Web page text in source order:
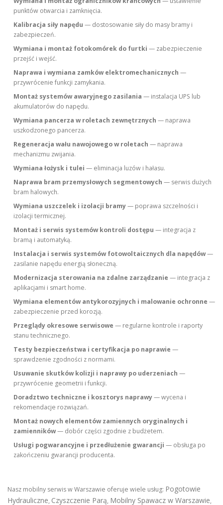
punktów otwarcia i zamknięcia.
Kalibracja siły napędu — dostosowanie siły do masy bramy i
zabezpieczeń.
Wymiana i montaż fotokomórek do furtki — zabezpieczenie
przejść i wejść.
Naprawa i wymiana zamków elektromechanicznych —
przywrócenie funkcji zamykania.
Montaż systemów awaryjnego zasilania — instalacja UPS lub
akumulatorów do napędu.
Wymiana pancerza w roletach zewnętrznych — naprawa
uszkodzonego pancerza.
Regeneracja wału nawojowego w roletach — naprawa
mechanizmu zwijania.
Wymiana łożysk i tulei — eliminacja luzów i hałasu.
Naprawa bram przemysłowych segmentowych — serwis dużych
bram halowych.
Wymiana uszczelek i izolacji bramy— poprawa szczelności i
izolacji termicznej.
Montaż i serwis systemów kontroli dostępu — integracja z
bramą i automatyką.
Instalacja i serwis systemów fotowoltaicznych dla napędów—
zasilanie napędu energią słoneczną.
Modernizacja sterowania na zdalne zarządzanie — integracja z
aplikacjami i smart home.
Wymiana elementów antykorozyjnych i malowanie ochronne —
zabezpieczenie przed korozją.
Przeglądy okresowe serwisowe — regularne kontrole i raporty
stanu technicznego.
Testy bezpieczeństwa i certyfikacja po naprawie —
sprawdzenie zgodności z normami.
Usuwanie skutków kolizji i naprawy po uderzeniach —
przywrócenie geometrii i funkcji.
Doradztwo techniczne i kosztorys naprawy— wycena i
rekomendacje rozwiązań.
Montaż nowych elementów zamiennych oryginalnych i
zamienników— dobór części zgodnie z budżetem.
Usługi pogwarancyjne i przedłużenie gwarancji — obsługa po
zakończeniu gwarancji producenta.
Nasz mobilny serwis w Warszawie oferuje wiele usług: Pogotowie
Hydrauliczne, Czyszczenie Parą, Mobilny Spawacz w Warszawie,